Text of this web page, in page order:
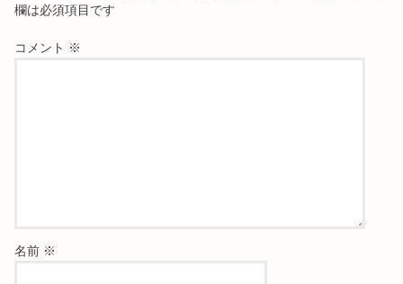
欄は必須項目です
コメント ※
名前 ※